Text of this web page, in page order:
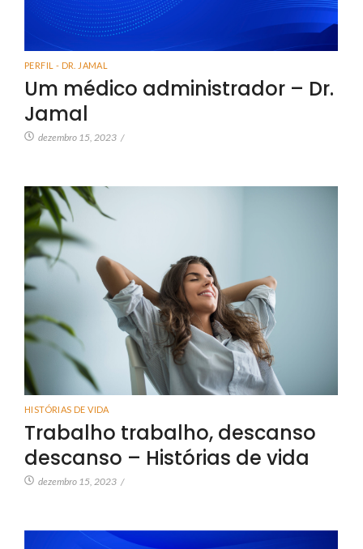
PERFIL - DR. JAMAL
Um médico administrador – Dr.
Jamal
dezembro 15, 2023 /
HISTÓRIAS DE VIDA
Trabalho trabalho, descanso
descanso – Histórias de vida
dezembro 15, 2023 /